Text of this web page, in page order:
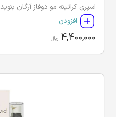
اسپری کراتینه مو دوفاز آرگان بنوید
افزودن
4,400,000 ریال